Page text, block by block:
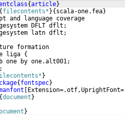
{article}
{ filecontents* }{ scala-one.fea}
and language coverage
DFLT dflt;
latn dflt;
formation
liga {
one by one.alt001;
}
{ fontspec}
{document }
}